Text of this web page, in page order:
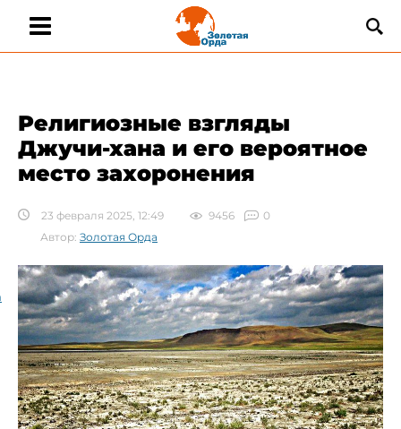
Религиозные взгляды
Джучи-хана и его вероятное
место захоронения
23 февраля 2025, 12:49 9456
0
Автор: Золотая Орда